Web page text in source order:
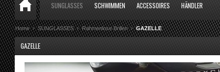
SUNGLASSES SCHWIMMEN ACCESSOIRES HÄNDLER
Home SUNGLASSES Rahmenlose Brillen GAZELLE
GAZELLE